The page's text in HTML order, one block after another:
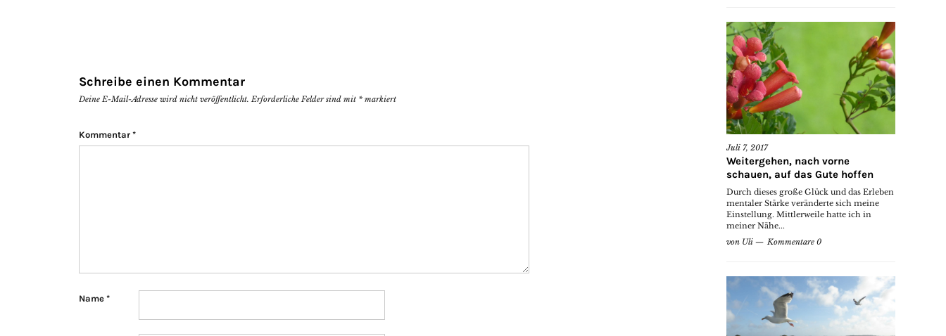
Schreibe einen Kommentar
Deine E-Mail-Adresse wird nicht veröffentlicht. Erforderliche Felder sind mit * markiert
Kommentar *
Name *
Juli 7, 2017
Weitergehen, nach vorne
schauen, auf das Gute hoffen
Durch dieses große Glück und das Erleben
mentaler Stärke veränderte sich meine
Einstellung. Mittlerweile hatte ich in
meiner Nähe...
von Uli Kommentare 0